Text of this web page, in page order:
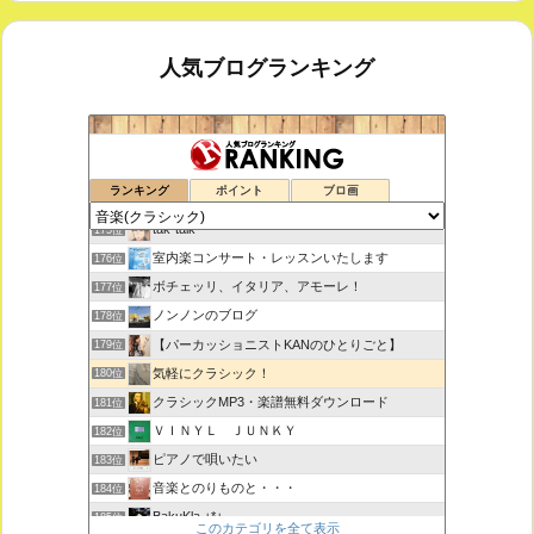
人気ブログランキング
ランキング ポイント ブロ画
鑑賞空間・忘れられない作品
174位 思えば遠くへ来たもんだ
175位 tak-talk
176位 室内楽コンサート・レッスンいたします
177位 ボチェッリ、イタリア、アモーレ！
178位 ノンノンのブログ
179位 【パーカッショニストKANのひとりごと】
180位 気軽にクラシック！
181位 クラシックMP3・楽譜無料ダウンロード
182位 ＶＩＮＹＬ ＪＵＮＫＹ
183位 ピアノで唄いたい
184位 音楽とのりものと・・・
185位
BakuKla +*+
このカテゴリを全て表示